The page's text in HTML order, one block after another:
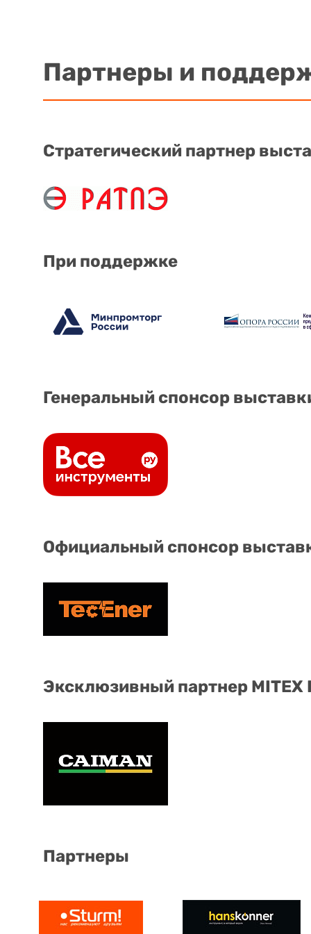
Партнеры и
Стратегический партнер
При поддержке
Генеральный спонсор
Официальный спонсор
Эксклюзивный партнер
Партнеры